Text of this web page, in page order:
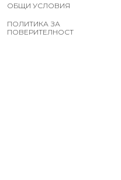
ОБЩИ УСЛОВИЯ
ПОЛИТИКА ЗА
ПОВЕРИТЕЛНОСТ